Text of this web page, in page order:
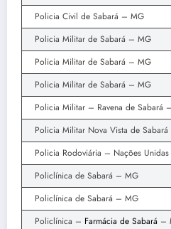
Policia Civil de Sabará – MG
Policia Militar de Sabará – MG
Policia Militar de Sabará – MG
Policia Militar de Sabará – MG
Policia Militar – Ravena de Sabará
Policia Militar Nova Vista de
Policia Rodoviária – Nações
Policlínica de Sabará – MG
Policlínica de Sabará – MG
Policlínica – Farmácia de Sabará –